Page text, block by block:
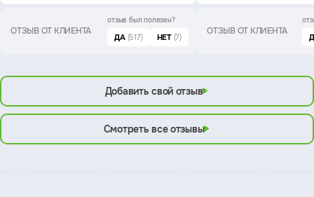
ОТЗЫВ ОТ КЛИЕНТА
отзыв был полезен?
ДА (517) НЕТ (7)
ОТЗЫВ ОТ КЛИЕНТА
Добавить свой отзыв
Смотреть все отзывы